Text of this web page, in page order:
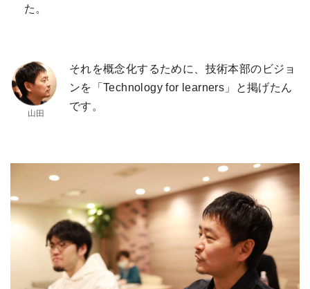
た。
それを概念化するために、技術本部のビジョ
ンを「Technology for learners」と掲げたん
です。